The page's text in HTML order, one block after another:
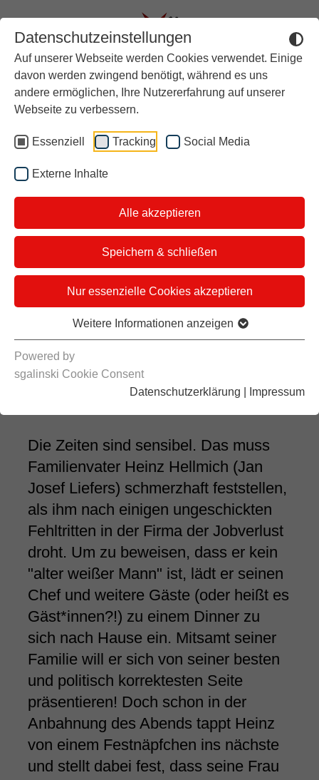
Datenschutzeinstellungen
Auf unserer Webseite werden Cookies verwendet. Einige
davon werden zwingend benötigt, während es uns
andere ermöglichen, Ihre Nutzererfahrung auf unserer
Webseite zu verbessern.
Essenziell Tracking Social Media
Externe Inhalte
Alle akzeptieren
Speichern & schließen
Nur essenzielle Cookies akzeptieren
Weitere Informationen anzeigen
Powered by
sgalinski Cookie Consent
Datenschutzerklärung
Impressum
"ALTER WEISSER MANN"
- Ab 31. Oktober im Kino!
Die Zeiten sind sensibel. Das muss
Familienvater Heinz Hellmich (Jan
Josef Liefers) schmerzhaft feststellen,
als ihm nach einigen ungeschickten
Fehltritten in der Firma der Jobverlust
droht. Um zu beweisen, dass er kein
"alter weißer Mann" ist, lädt er seinen
Chef und weitere Gäste (oder heißt es
Gäst*innen?!) zu einem Dinner zu
sich nach Hause ein. Mitsamt seiner
Familie will er sich von seiner besten
und politisch korrektesten Seite
präsentieren! Doch schon in der
Anbahnung des Abends tappt Heinz
von einem Festnäpfchen ins nächste
und stellt dabei fest, dass seine Frau
Aktuell
Rückblick
Über stern TV
Der Moderator
i&u Studios